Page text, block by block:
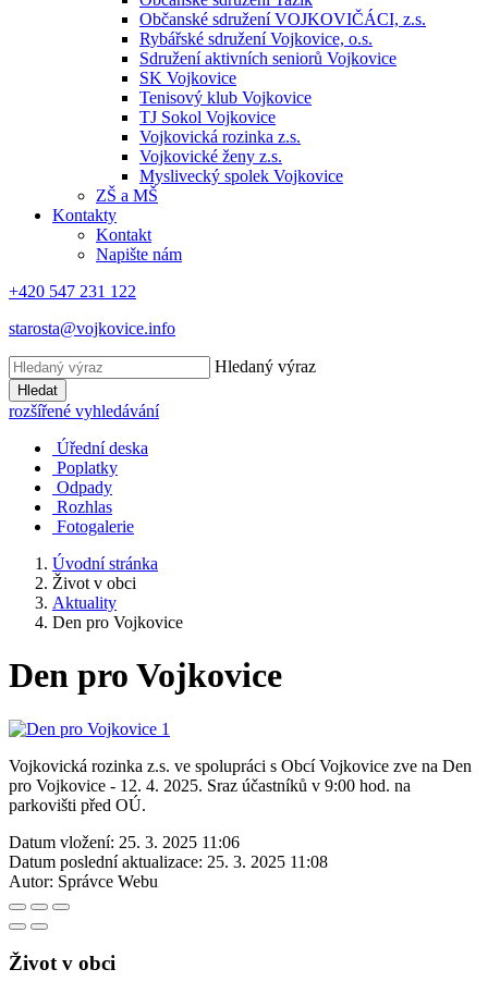
Občanské sdružení VOJKOVIČÁCI, z.s.
Rybářské sdružení Vojkovice, o.s.
Sdružení aktivních seniorů Vojkovice
SK Vojkovice
Tenisový klub Vojkovice
TJ Sokol Vojkovice
Vojkovická rozinka z.s.
Vojkovické ženy z.s.
Myslivecký spolek Vojkovice
ZŠ a MŠ
Kontakty
Kontakt
Napište nám
+420 547 231 122
starosta@vojkovice.info
Hledaný výraz
Hledat
rozšířené vyhledávání
Úřední deska
Poplatky
Odpady
Rozhlas
Fotogalerie
Úvodní stránka
Život v obci
Aktuality
Den pro Vojkovice
Den pro Vojkovice
Vojkovická rozinka z.s. ve spolupráci s Obcí Vojkovice zve na Den
pro Vojkovice - 12. 4. 2025. Sraz účastníků v 9:00 hod. na
parkovišti před OÚ.
Datum vložení: 25. 3. 2025 11:06
Datum poslední aktualizace: 25. 3. 2025 11:08
Autor: Správce Webu
Život v obci